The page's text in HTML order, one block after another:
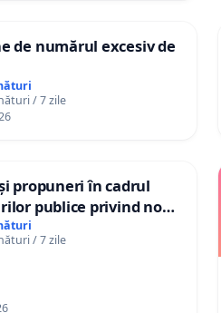
de numărul excesiv de
/ 7 zile
propuneri în cadrul
publice privind noul
General (PUG)
/ 7 zile